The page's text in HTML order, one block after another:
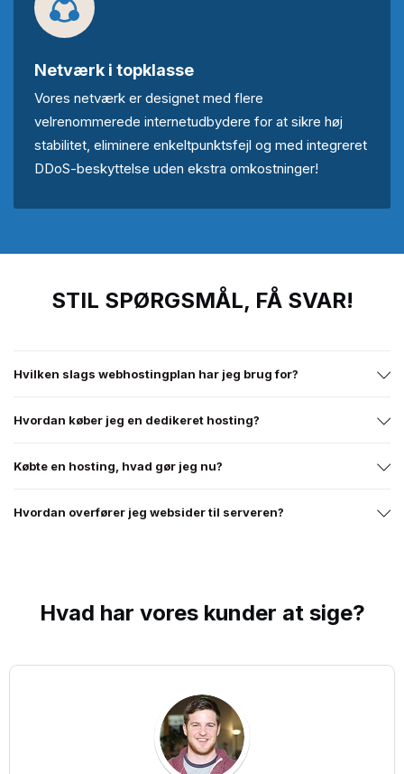
Netværk i topklasse
Vores netværk er designet med flere
velrenommerede internetudbydere for at sikre høj
stabilitet, eliminere enkeltpunktsfejl og med integreret
DDoS-beskyttelse uden ekstra omkostninger!
STIL SPØRGSMÅL, FÅ SVAR!
Hvilken slags webhostingplan har jeg brug for?
Hvordan køber jeg en dedikeret hosting?
Købte en hosting, hvad gør jeg nu?
Hvordan overfører jeg websider til serveren?
Hvad har vores kunder at sige?